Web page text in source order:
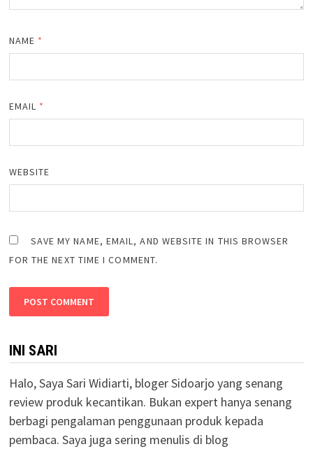
NAME *
EMAIL *
WEBSITE
SAVE MY NAME, EMAIL, AND WEBSITE IN THIS BROWSER
FOR THE NEXT TIME I COMMENT.
INI SARI
Halo, Saya Sari Widiarti, bloger Sidoarjo yang senang
review produk kecantikan. Bukan expert hanya senang
berbagi pengalaman penggunaan produk kepada
pembaca. Saya juga sering menulis di blog